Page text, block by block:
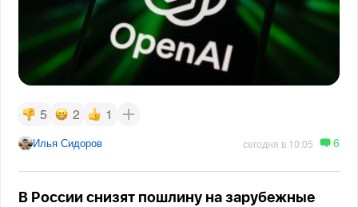
5 2 1
Илья Сидоров сегодня в 10:05 6
В России снизят пошлину на зарубежные